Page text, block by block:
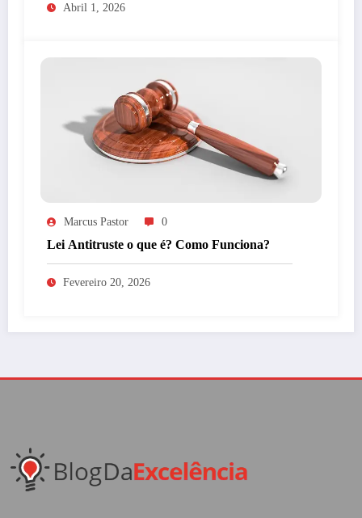
Abril 1, 2026
Marcus Pastor 0
Lei Antitruste o que é? Como Funciona?
Fevereiro 20, 2026